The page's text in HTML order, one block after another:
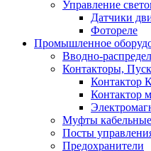
Управление
Датчики
Фотореле
Промышленное
Вводно-
Контакторы,
Контактор
Муфты кабельные
Посты
Предохранители